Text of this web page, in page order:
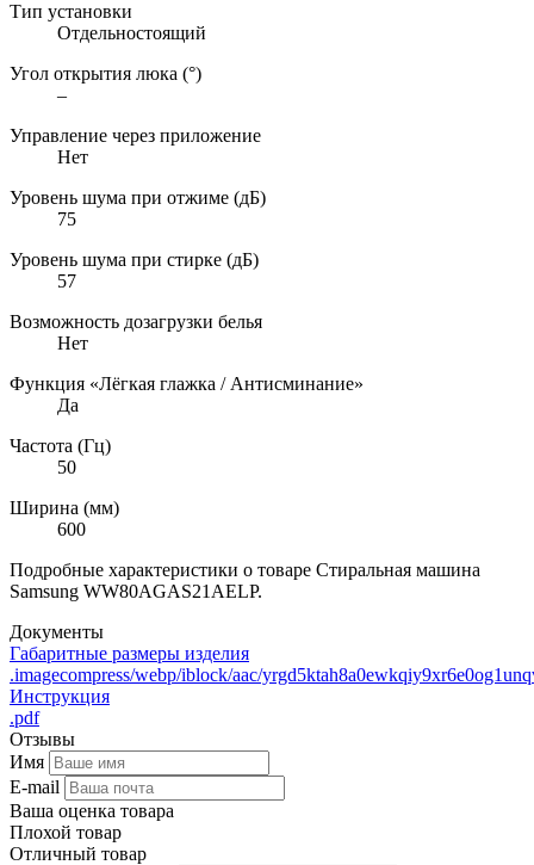
Тип установки
Отдельностоящий
Угол открытия люка (°)
–
Управление через приложение
Нет
Уровень шума при отжиме (дБ)
75
Уровень шума при стирке (дБ)
57
Возможность дозагрузки белья
Нет
Функция «Лёгкая глажка / Антисминание»
Да
Частота (Гц)
50
Ширина (мм)
600
Подробные характеристики о товаре Стиральная машина
Samsung WW80AGAS21AELP.
Документы
Габаритные размеры изделия
.imagecompress/webp/iblock/aac/
Инструкция
.pdf
Отзывы
Имя
E-mail
Ваша оценка товара
Плохой товар
Отличный товар